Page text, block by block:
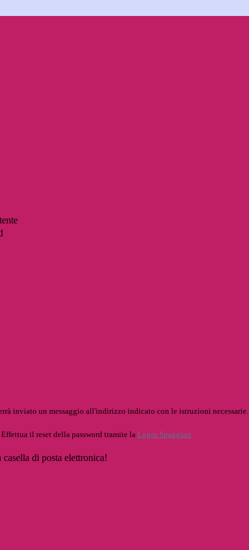
inviato un messaggio all'indirizzo indicato con le istruzioni necessarie.
il reset della password tramite la Login Spaggiari
di posta elettronica!